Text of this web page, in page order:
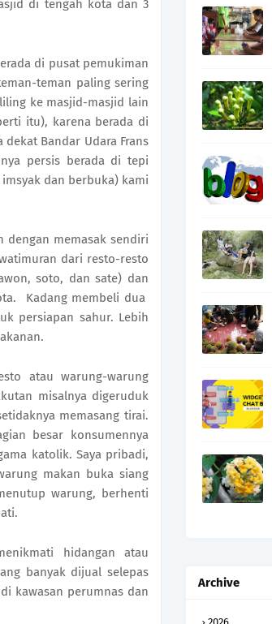
di tengah kota dan 3
di pusat pemukiman
teman paling sering
ke masjid-masjid lain
itu), karena berada di
Bandar Udara Frans
persis berada di tepi
dan berbuka) kami
dengan memasak sendiri
dari resto-resto
soto, dan sate) dan
Kadang membeli dua
persiapan sahur. Lebih
atau warung-warung
misalnya digeruduk
memasang tirai.
besar konsumennya
katolik. Saya pribadi,
makan buka siang
warung, berhenti
hidangan atau
banyak dijual selepas
kawasan perumnas dan
Archive